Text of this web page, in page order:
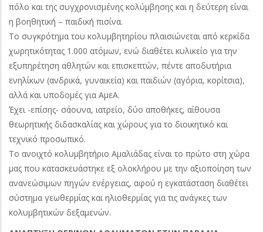
πόλο και της συγχρονισμένης κολύμβησης και η δεύτερη είναι
η βοηθητική – παιδική πισίνα.
Το συγκρότημα του κολυμβητηρίου πλαισιώνεται από κερκίδα
χωρητικότητας 1.000 ατόμων, ενώ διαθέτει κυλικείο για την
εξυπηρέτηση αθλητών και επισκεπτών, πέντε αποδυτήρια
ενηλίκων (ανδρικά, γυναικεία) και παιδιών (αγόρια, κορίτσια),
αλλά και υποδομές για ΑμεΑ.
Έχει -επίσης- σάουνα, ιατρείο, δύο αποθήκες, αίθουσα
θεωρητικής διδασκαλίας και χώρους για το διοικητικό και
τεχνικό προσωπικό.
Το ανοιχτό κολυμβητήριο Αμαλιάδας είναι το πρώτο στη χώρα
μας που κατασκευάστηκε εξ ολοκλήρου με την αξιοποίηση των
ανανεώσιμων πηγών ενέργειας, αφού η εγκατάσταση διαθέτει
σύστημα γεωθερμίας και ηλιοθερμίας για τις ανάγκες των
κολυμβητικών δεξαμενών.